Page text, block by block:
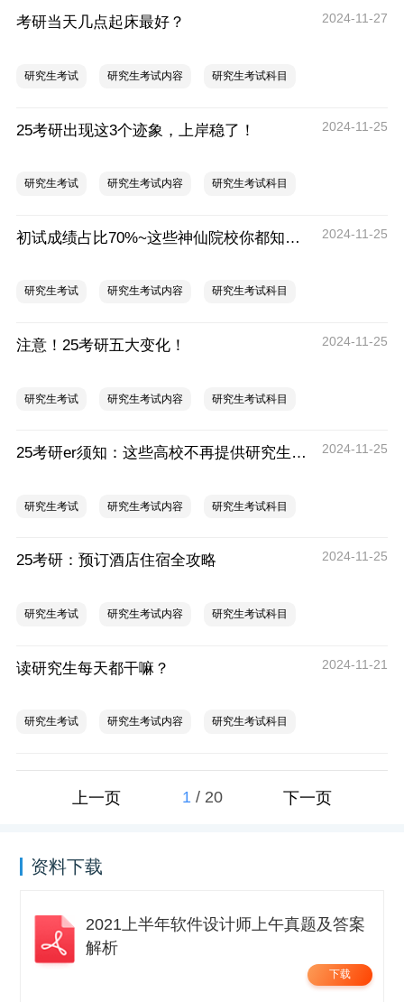
考研当天几点起床最好？ 2024-11-27
研究生考试 研究生考试内容 研究生考试科目
25考研出现这3个迹象，上岸稳了！ 2024-11-25
研究生考试 研究生考试内容 研究生考试科目
初试成绩占比70%~这些神仙院校你都知道吗？ 2024-11-25
研究生考试 研究生考试内容 研究生考试科目
注意！25考研五大变化！ 2024-11-25
研究生考试 研究生考试内容 研究生考试科目
25考研er须知：这些高校不再提供研究生宿舍！ 2024-11-25
研究生考试 研究生考试内容 研究生考试科目
25考研：预订酒店住宿全攻略 2024-11-25
研究生考试 研究生考试内容 研究生考试科目
读研究生每天都干嘛？ 2024-11-21
研究生考试 研究生考试内容 研究生考试科目
上一页 1 / 20 下一页
资料下载
2021上半年软件设计师上午真题及答案
解析
下载